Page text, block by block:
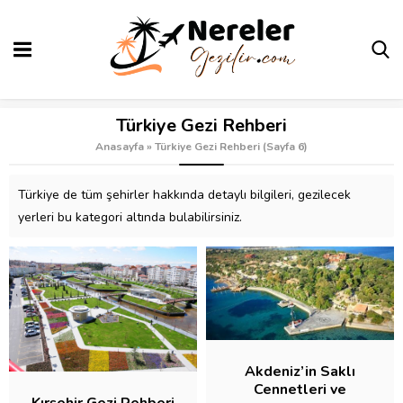
Türkiye Gezi Rehberi
Anasayfa» Türkiye Gezi Rehberi (Sayfa 6)
Türkiye de tüm şehirler hakkında detaylı bilgileri, gezilecek
yerleri bu kategori altında bulabilirsiniz.
Akdeniz’in Saklı
Cennetleri ve